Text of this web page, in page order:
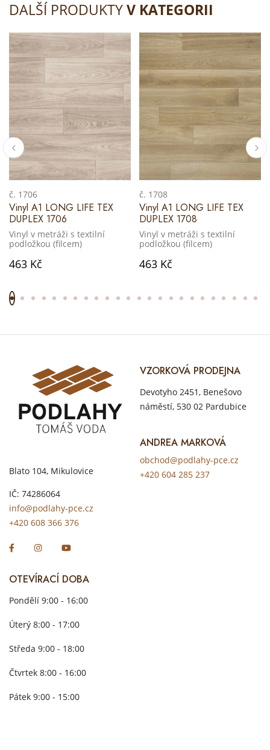
DALŠÍ PRODUKTYV KATEGORII
č. 1706
Vinyl A1 LONG LIFE TEX
DUPLEX 1706
Vinyl v metráži s textilní
podložkou (filcem)
463 Kč
č. 1708
Vinyl A1 LONG LIFE TEX
DUPLEX 1708
Vinyl v metráži s textilní
podložkou (filcem)
463 Kč
Blato 104, Mikulovice
IČ: 74286064
info@podlahy-pce.cz
+420 608 366 376
VZORKOVÁ PRODEJNA
Devotyho 2451, Benešovo
náměstí, 530 02 Pardubice
ANDREA MARKOVÁ
obchod@podlahy-pce.cz
+420 604 285 237
OTEVÍRACÍ DOBA
Pondělí 9:00 - 16:00
Úterý 8:00 - 17:00
Středa 9:00 - 18:00
Čtvrtek 8:00 - 16:00
Pátek 9:00 - 15:00